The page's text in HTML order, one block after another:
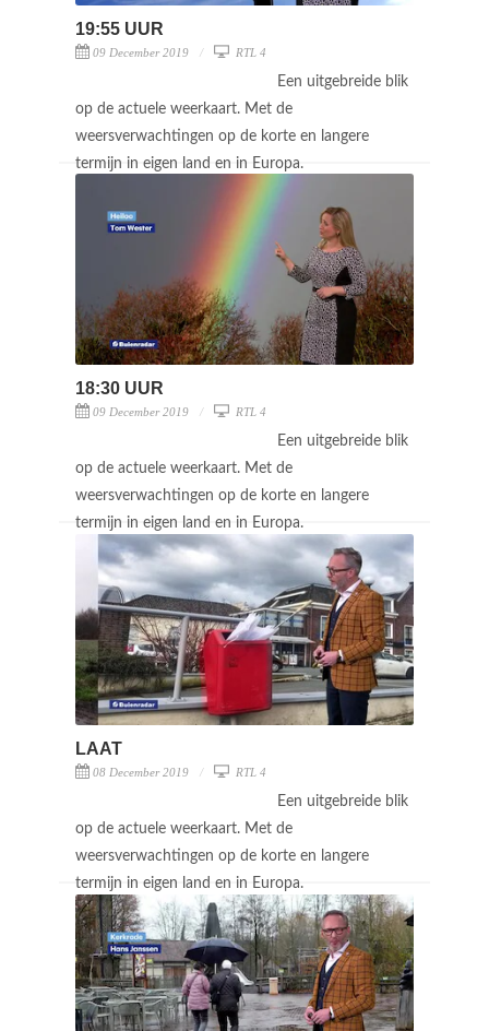
19:55 UUR
09 December 2019 RTL 4
Een uitgebreide blik
op de actuele weerkaart. Met de
weersverwachtingen op de korte en langere
termijn in eigen land en in Europa.
18:30 UUR
09 December 2019 RTL 4
Een uitgebreide blik
op de actuele weerkaart. Met de
weersverwachtingen op de korte en langere
termijn in eigen land en in Europa.
LAAT
08 December 2019 RTL 4
Een uitgebreide blik
op de actuele weerkaart. Met de
weersverwachtingen op de korte en langere
termijn in eigen land en in Europa.